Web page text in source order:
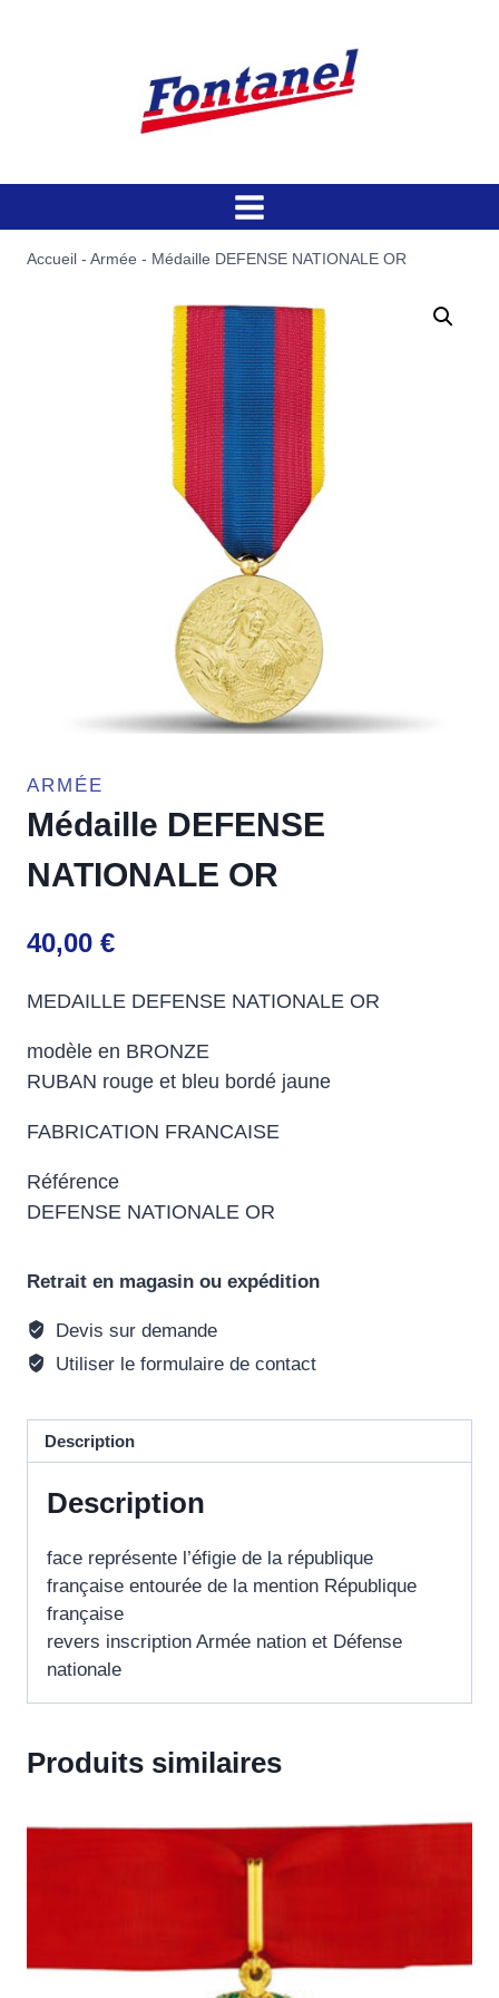
Accueil - Armée - Médaille DEFENSE NATIONALE OR
ARMÉE
Médaille DEFENSE
NATIONALE OR
40,00 €
MEDAILLE DEFENSE NATIONALE OR
modèle en BRONZE
RUBAN rouge et bleu bordé jaune
FABRICATION FRANCAISE
Référence
DEFENSE NATIONALE OR
Retrait en magasin ou expédition
Devis sur demande
Utiliser le formulaire de contact
Description
Description
face représente l’éfigie de la république
française entourée de la mention République
française
revers inscription Armée nation et Défense
nationale
Produits similaires